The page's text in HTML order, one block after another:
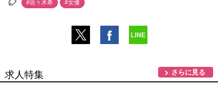
#佐々木希 #女優
求人特集 さらに見る